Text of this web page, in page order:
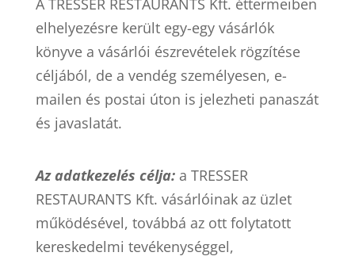
A TRESSER RESTAURANTS Kft. éttermeiben
elhelyezésre került egy-egy vásárlók
könyve a vásárlói észrevételek rögzítése
céljából, de a vendég személyesen, e-
mailen és postai úton is jelezheti panaszát
és javaslatát.
Az adatkezelés célja:a TRESSER
RESTAURANTS Kft. vásárlóinak az üzlet
működésével, továbbá az ott folytatott
kereskedelmi tevékenységgel,